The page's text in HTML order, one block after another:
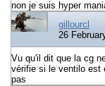
non je suis hyper
gillourcl
26
Vu qu'il dit que la cg
vérifie si le ventilo est
pas